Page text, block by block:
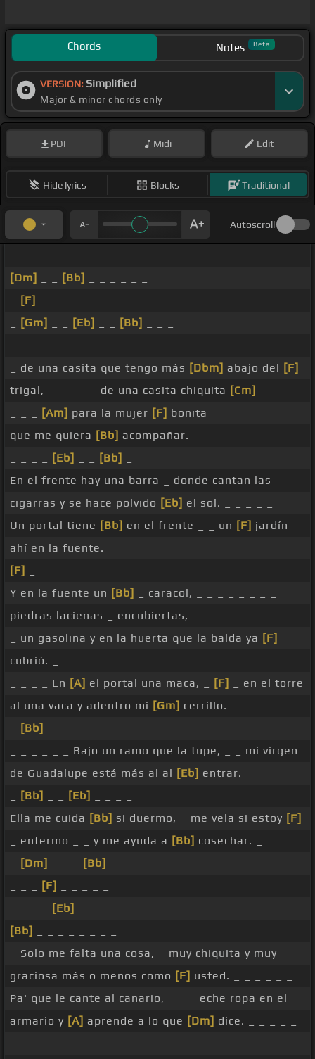
Chords Notes Beta
VERSION: Simplified
Major & minor chords only
PDF Midi Edit
Hide lyrics Blocks Traditional
Autoscroll
[Dm]
[Bb]
[F]
[Gm] [Eb] [Bb]
_ de una casita que tengo más [Dbm] abajo del [F]
trigal, _ _ _ _ _ de una casita chiquita [Cm]
[Am] para la mujer [F] bonita
que me quiera [Bb] acompañar. _ _ _ _
[Eb] [Bb]
En el frente hay una barra _ donde cantan las
cigarras y se hace polvido [Eb] el sol. _ _ _ _ _
Un portal tiene [Bb] en el frente _ _ un [F] jardín
ahí en la fuente.
[F]
Y en la fuente un [Bb]
_ caracol, _ _ _ _ _ _ _ _
piedras lacienas _ encubiertas,
_ un gasolina y en la huerta que la balda ya [F]
cubrió. _
_ _ _ _ En [A] el portal una maca, _ [F]
_ en el torre
al una vaca y adentro mi [Gm] cerrillo.
[Bb]
_ _ _ _ _ _ Bajo un ramo que la tupe, _ _ mi virgen
de Guadalupe está más al al [Eb] entrar.
[Bb] [Eb]
Ella me cuida [Bb] si duermo, _ me vela si estoy [F]
_ enfermo _ _ y me ayuda a [Bb] cosechar. _
[Dm] [Bb]
[F]
[Eb]
[Bb]
_ Solo me falta una cosa, _ muy chiquita y muy
graciosa más o menos como [F] usted. _ _ _ _ _ _
Pa' que le cante al canario, _ _ _ eche ropa en el
armario y [A] aprende a lo que [Dm] dice. _ _ _ _ _